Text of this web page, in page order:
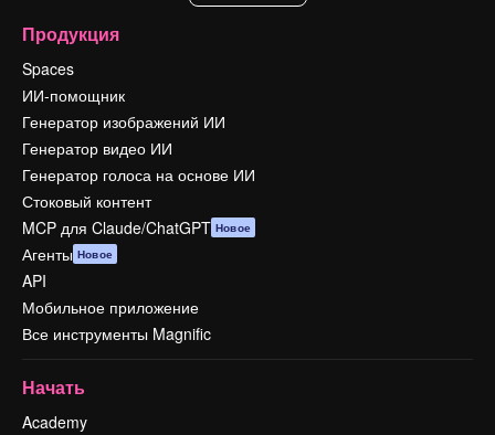
Продукция
Spaces
ИИ-помощник
Генератор изображений ИИ
Генератор видео ИИ
Генератор голоса на основе ИИ
Стоковый контент
MCP для Claude/ChatGPT Новое
Агенты Новое
API
Мобильное приложение
Все инструменты Magnific
Начать
Academy